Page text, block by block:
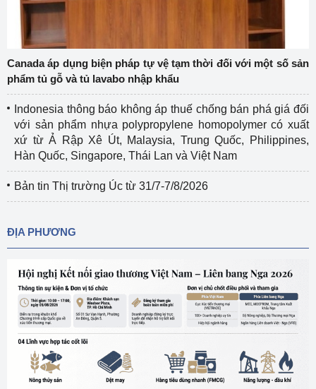
Canada áp dụng biện pháp tự vệ tạm thời đối với một số sản
phẩm tủ gỗ và tủ lavabo nhập khẩu
Indonesia thông báo không áp thuế chống bán phá giá đối
với sản phẩm nhựa polypropylene homopolymer có xuất
xứ từ Ả Rập Xê Út, Malaysia, Trung Quốc, Philippines,
Hàn Quốc, Singapore, Thái Lan và Việt Nam
Bản tin Thị trường Úc từ 31/7-7/8/2026
ĐỊA PHƯƠNG